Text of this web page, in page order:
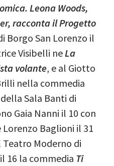
Leona Woods,
racconta il Progetto
Borgo San Lorenzo il
Visibelli neLa
volante, e al Giotto
nella commedia
Sala Banti di
Gaia Nanni il 10 con
Baglioni il 31
Teatro Moderno di
16 la commedia Ti